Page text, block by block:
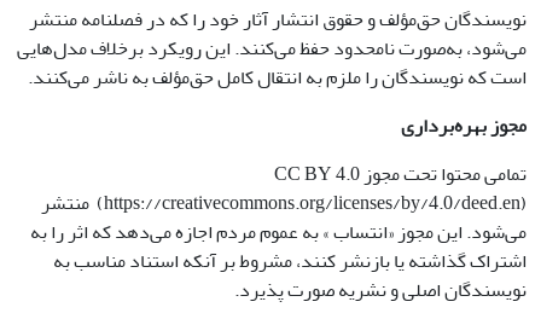
نویسندگان حق‌مؤلف و حقوق انتشار آثار خود را که در فصلنامه منتشر
می‌شود، به‌صورت نامحدود حفظ می‌کنند. این رویکرد برخلاف مدل‌هایی
است که نویسندگان را ملزم به انتقال کامل حق‌مؤلف به ناشر می‌کنند.
مجوز بهره‌برداری
تمامی محتوا تحت مجوز CC BY 4.0
(https://creativecommons.org/licenses/by/4.0/deed.en) منتشر
می‌شود. این مجوز «انتساب » به عموم مردم اجازه می‌دهد که اثر را به
اشتراک گذاشته یا بازنشر کنند، مشروط بر آنکه استناد مناسب به
نویسندگان اصلی و نشریه صورت پذیرد.